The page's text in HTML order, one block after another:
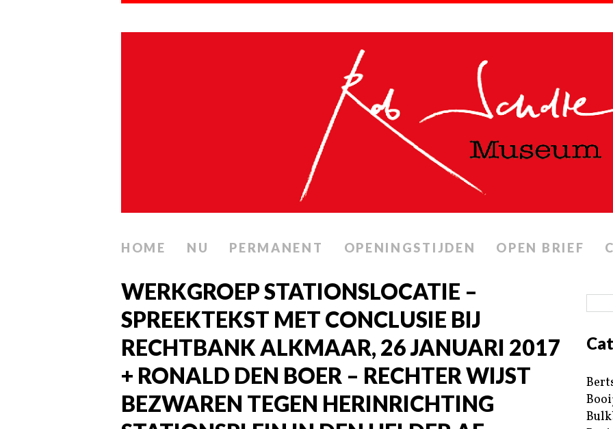
HOME NU PERMANENT OPENINGSTIJDEN OPEN BRIEF
WERKGROEP STATIONSLOCATIE –
SPREEKTEKST MET CONCLUSIE BIJ
RECHTBANK ALKMAAR, 26 JANUARI 2017
+ RONALD DEN BOER – RECHTER WIJST
BEZWAREN TEGEN HERINRICHTING